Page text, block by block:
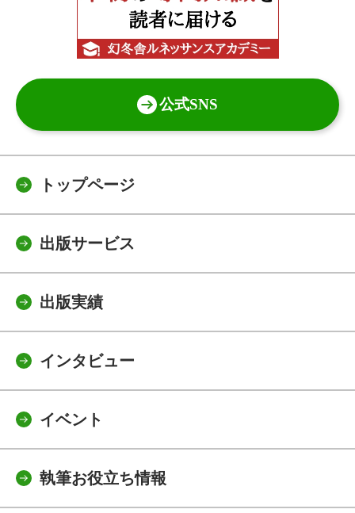
公式SNS
トップページ
出版サービス
出版実績
インタビュー
イベント
執筆お役立ち情報